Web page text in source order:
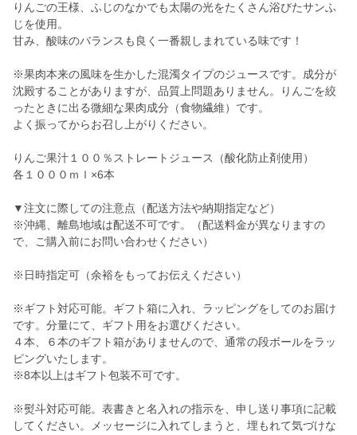
りんごの王様、ふじのなかでも太陽の光をたくさん浴びたサンふ
じを使用。
甘み、酸味のバランスも良く一番親しまれている味です！
※果肉本来の風味を生かした混濁タイプのジュースです。成分が
沈殿することがありますが、品質上問題ありません。りんごを絞
ったときに出る微細な果肉成分（食物繊維）です。
よく振ってからお召し上がりください。
りんご果汁１００％ストレートジュース（酸化防止剤使用）
各１０００ｍｌ×6本
▼注文に際しての注意点（配送方法や納期指定など）
※沖縄、離島地域は配送不可です。（配送料金が異なりますの
で、ご購入前にお問い合わせください）
※日時指定可（余裕をもってお伝えください）
※ギフト対応可能。ギフト箱に入れ、ラッピングをしてのお届け
です。分量にて、ギフト用をお選びください。
４本、６本のギフト箱がありませんので、通常の段ボールをラッ
ピングいたします。
※8本以上はギフト包装不可です。
※熨斗対応可能。表書きと名入れの指示を、申し送り事項に記載
してください。メッセージに入れてしまうと、埋もれて気づけな